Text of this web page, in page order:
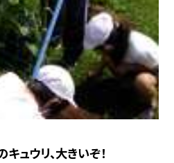
ュウリ、大きいぞ！